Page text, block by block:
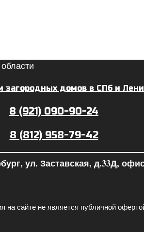
загородных домов в СПб и
8 (921) 090-90-24
8 (812) 958-79-42
ул. Заставская, д.33Д,
на сайте не является публичной